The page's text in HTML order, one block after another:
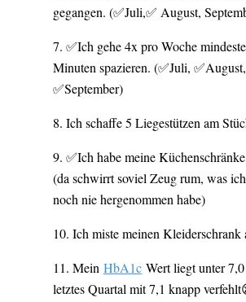
gegangen. (✅Juli,✅ August,
✅Ich gehe 4x pro Woche
Minuten spazieren. (✅Juli, ✅August,
✅September)
Ich schaffe 5 Liegestützen am
✅Ich habe meine
(da schwirrt soviel Zeug rum, was
noch nie hergenommen habe)
Ich miste meinen Kleiderschrank
Mein HbA1cWert liegt unter 7,0
letztes Quartal mit 7,1 knapp